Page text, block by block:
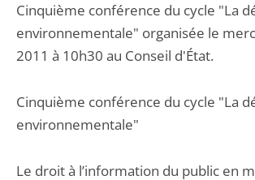
Cinquième conférence du cycle "La
environnementale" organisée le
2011 à 10h30 au Conseil d'État.
Cinquième conférence du cycle "La
environnementale"
Le droit à l’information du public en